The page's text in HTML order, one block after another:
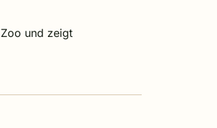
und zeigt